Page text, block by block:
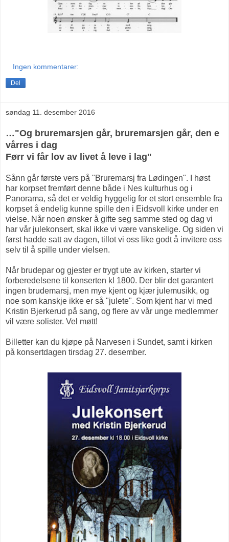
Ingen kommentarer:
Del
søndag 11. desember 2016
…"Og bruremarsjen går, bruremarsjen går, den e
vårres i dag
Førr vi får lov av livet å leve i lag"
Sånn går første vers på "Bruremarsj fra Lødingen". I høst
har korpset fremført denne både i Nes kulturhus og i
Panorama, så det er veldig hyggelig for et stort ensemble fra
korpset å endelig kunne spille den i Eidsvoll kirke under en
vielse. Når noen ønsker å gifte seg samme sted og dag vi
har vår julekonsert, skal ikke vi være vanskelige. Og siden vi
først hadde satt av dagen, tillot vi oss like godt å invitere oss
selv til å spille under vielsen.
Når brudepar og gjester er trygt ute av kirken, starter vi
forberedelsene til konserten kl 1800. Der blir det garantert
ingen brudemarsj, men mye kjent og kjær julemusikk, og
noe som kanskje ikke er så "julete". Som kjent har vi med
Kristin Bjerkerud på sang, og flere av vår unge medlemmer
vil være solister. Vel møtt!
Billetter kan du kjøpe på Narvesen i Sundet, samt i kirken
på konsertdagen tirsdag 27. desember.